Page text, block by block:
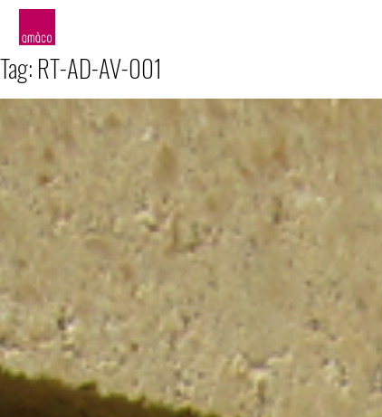
Tag: RT-AD-AV-001